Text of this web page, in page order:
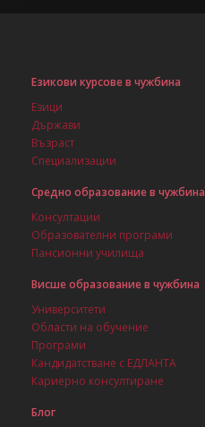
Езикови курсове в чужбина
Езици
Държави
Възраст
Специализации
Средно образование в чужбина
Консултации
Образователни програми
Пансионни училища
Висше образование в чужбина
Университети
Области на обучение
Програми
Кандидатстване с ЕДЛАНТА
Кариерно консултиране
Блог